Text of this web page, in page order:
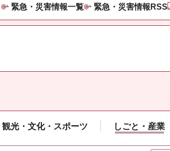
緊急・災害情報一覧 緊急・災害情報RSS
観光・文化・スポーツ しごと・産業